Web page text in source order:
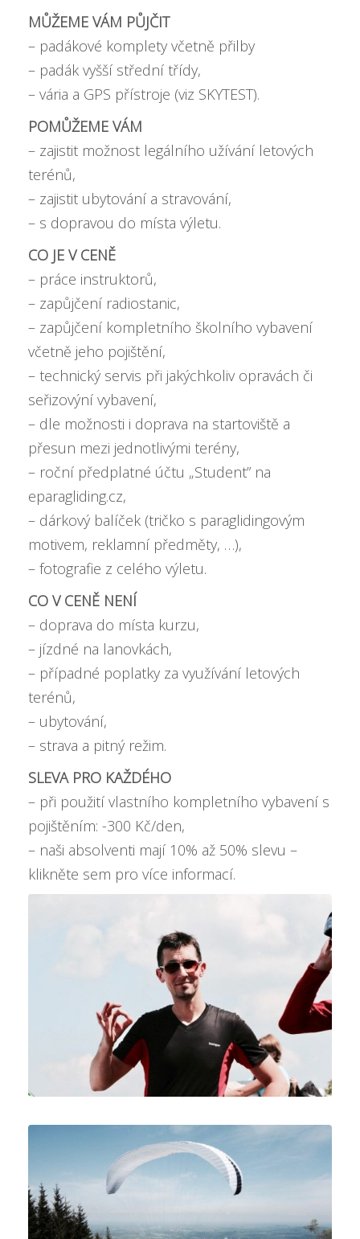
MŮŽEME VÁM PŮJČIT
– padákové komplety včetně přilby
– padák vyšší střední třídy,
– vária a GPS přístroje (viz SKYTEST).
POMŮŽEME VÁM
– zajistit možnost legálního užívání letových
terénů,
– zajistit ubytování a stravování,
– s dopravou do místa výletu.
CO JE V CENĚ
– práce instruktorů,
– zapůjčení radiostanic,
– zapůjčení kompletního školního vybavení
včetně jeho pojištění,
– technický servis při jakýchkoliv opravách či
seřizovýní vybavení,
– dle možnosti i doprava na startoviště a
přesun mezi jednotlivými terény,
– roční předplatné účtu „Student” na
eparagliding.cz,
– dárkový balíček (tričko s paraglidingovým
motivem, reklamní předměty, …),
– fotografie z celého výletu.
CO V CENĚ NENÍ
– doprava do místa kurzu,
– jízdné na lanovkách,
– případné poplatky za využívání letových
terénů,
– ubytování,
– strava a pitný režim.
SLEVA PRO KAŽDÉHO
– při použití vlastního kompletního vybavení s
pojištěním: -300 Kč/den,
– naši absolventi mají 10% až 50% slevu –
klikněte sem pro více informací.